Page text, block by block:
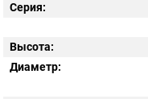
Серия:
Высота:
Диаметр: